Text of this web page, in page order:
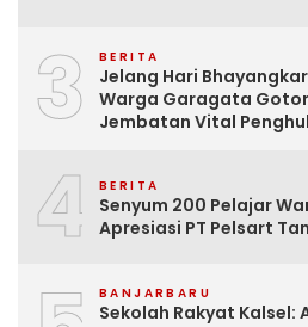
3 BERITA
Jelang Hari
Warga Garagata
Jembatan Vital
4 BERITA
Senyum 200 Pelajar
Apresiasi PT Pelsart
BANJARBARU
Sekolah Rakyat Kalsel: